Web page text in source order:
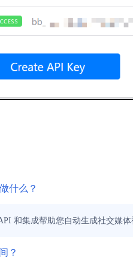
什么？
和集成帮助您自动生成社交媒
？